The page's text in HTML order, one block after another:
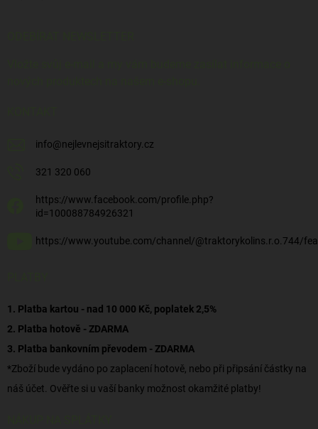
info@nejlevnejsitraktory.cz
321 320 060
https://www.facebook.com/profile.php?
id=100088784926321
https://www.youtube.com/channel/@traktorykolins.r.o.744/
1. Platba kartou - nad 10 000 Kč, poplatek 2,5%
2. Platba hotově - ZDARMA
3. Platba bankovním převodem - ZDARMA
*Zboží bude vydáno po zaplacení hotově, nebo při připsání částky na
náš účet. Ověřte si u vaší banky možnost okamžité platby!